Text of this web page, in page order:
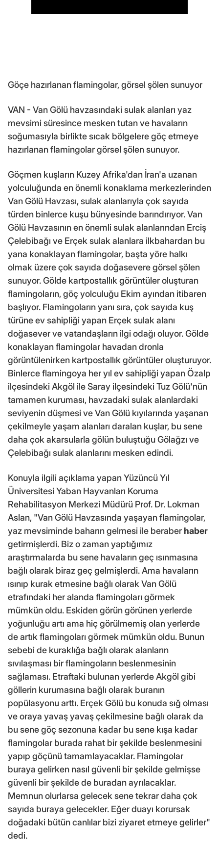
Göçe hazırlanan flamingolar, görsel şölen sunuyor
VAN - Van Gölü havzasındaki sulak alanları yaz
mevsimi süresince mesken tutan ve havaların
soğumasıyla birlikte sıcak bölgelere göç etmeye
hazırlanan flamingolar görsel şölen sunuyor.
Göçmen kuşların Kuzey Afrika'dan İran'a uzanan
yolculuğunda en önemli konaklama merkezlerinden
Van Gölü Havzası, sulak alanlarıyla çok sayıda
türden binlerce kuşu bünyesinde barındırıyor. Van
Gölü Havzasının en önemli sulak alanlarından Erciş
Çelebibağı ve Erçek sulak alanlara ilkbahardan bu
yana konaklayan flamingolar, başta yöre halkı
olmak üzere çok sayıda doğasevere görsel şölen
sunuyor. Gölde kartpostallık görüntüler oluşturan
flamingoların, göç yolculuğu Ekim ayından itibaren
başlıyor. Flamingoların yanı sıra, çok sayıda kuş
türüne ev sahipliği yapan Erçek sulak alanı
doğasever ve vatandaşların ilgi odağı oluyor. Gölde
konaklayan flamingolar havadan dronla
görüntülenirken kartpostallık görüntüler oluşturuyor.
Binlerce flamingoya her yıl ev sahipliği yapan Özalp
ilçesindeki Akgöl ile Saray ilçesindeki Tuz Gölü'nün
tamamen kuruması, havzadaki sulak alanlardaki
seviyenin düşmesi ve Van Gölü kıyılarında yaşanan
çekilmeyle yaşam alanları daralan kuşlar, bu sene
daha çok akarsularla gölün buluştuğu Gölağzı ve
Çelebibağı sulak alanlarını mesken edindi.
Konuyla ilgili açıklama yapan Yüzüncü Yıl
Üniversitesi Yaban Hayvanları Koruma
Rehabilitasyon Merkezi Müdürü Prof. Dr. Lokman
Aslan, "Van Gölü Havzasında yaşayan flamingolar,
yaz mevsiminde baharın gelmesi ile beraber haber
getirmişlerdi. Biz o zaman yaptığımız
araştırmalarda bu sene havaların geç ısınmasına
bağlı olarak biraz geç gelmişlerdi. Ama havaların
ısınıp kurak etmesine bağlı olarak Van Gölü
etrafındaki her alanda flamingoları görmek
mümkün oldu. Eskiden görün görünen yerlerde
yoğunluğu artı ama hiç görülmemiş olan yerlerde
de artık flamingoları görmek mümkün oldu. Bunun
sebebi de kuraklığa bağlı olarak alanların
sıvılaşması bir flamingoların beslenmesinin
sağlaması. Etraftaki bulunan yerlerde Akgöl gibi
göllerin kurumasına bağlı olarak buranın
popülasyonu arttı. Erçek Gölü bu konuda sığ olması
ve oraya yavaş yavaş çekilmesine bağlı olarak da
bu sene göç sezonuna kadar bu sene kışa kadar
flamingolar burada rahat bir şekilde beslenmesini
yapıp göçünü tamamlayacaklar. Flamingolar
buraya gelirken nasıl güvenli bir şekilde gelmişse
güvenli bir şekilde de buradan ayrılacaklar.
Memnun olurlarsa gelecek sene tekrar daha çok
sayıda buraya gelecekler. Eğer duayı korursak
doğadaki bütün canlılar bizi ziyaret etmeye gelirler"
dedi.